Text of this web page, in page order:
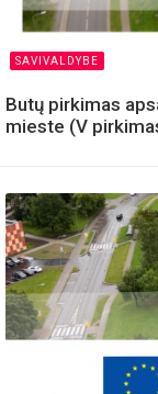
SAVIVALDYBE
Butų pirkimas
mieste (V